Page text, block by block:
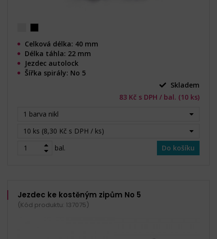
Celková délka: 40 mm
Délka táhla: 22 mm
Jezdec autolock
Šířka spirály: No 5
Skladem
83 Kč s DPH / bal. (10 ks)
1 barva nikl
10 ks (8,30 Kč s DPH / ks)
bal.
Do košíku
Jezdec ke kostěným zipům No 5
(Kód produktu: 137075)